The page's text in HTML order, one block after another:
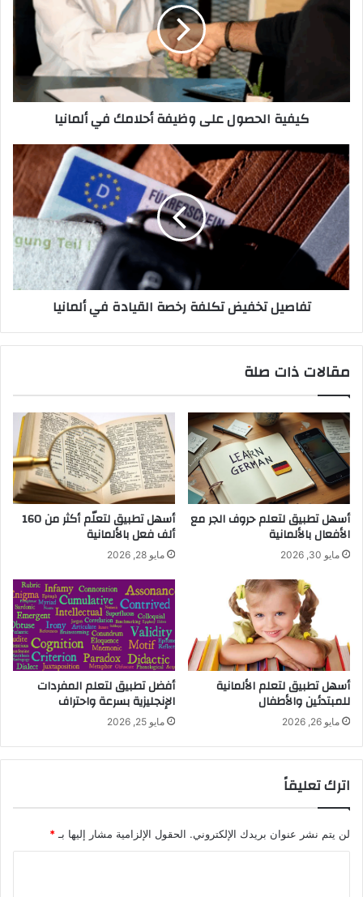
كيفية الحصول على وظيفة أحلامك في ألمانيا
تفاصيل
تخفيض
تكلفة
رخصة
القيادة
في
ألمانيا
تفاصيل تخفيض تكلفة رخصة القيادة في ألمانيا
مقالات ذات صلة
أسهل تطبيق لتعلم حروف الجر مع
الأفعال بالألمانية
مايو 30, 2026
أسهل تطبيق لتعلّم أكثر من 160
ألف فعل بالألمانية
مايو 28, 2026
أسهل تطبيق لتعلم الألمانية
للمبتدئين والأطفال
مايو 26, 2026
أفضل تطبيق لتعلم المفردات
الإنجليزية بسرعة واحتراف
مايو 25, 2026
اترك تعليقاً
لن يتم نشر عنوان بريدك الإلكتروني. الحقول الإلزامية مشار إليها بـ *